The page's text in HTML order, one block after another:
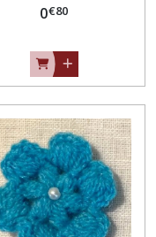
ou à coller, vendu à
0€80